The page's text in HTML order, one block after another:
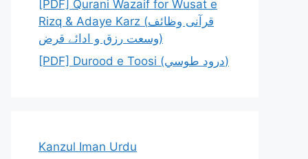
[PDF] Qurani Wazaif for Wusat e
Rizq & Adaye Karz (قرآنی وظائف
وسعت رزق و ادائے قرض)
[PDF] Durood e Toosi (درود طوسي)
Kanzul Iman Urdu